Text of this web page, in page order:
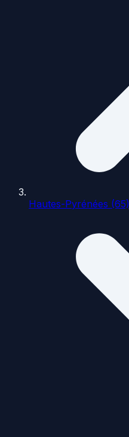
Hautes-Pyrénées (65)